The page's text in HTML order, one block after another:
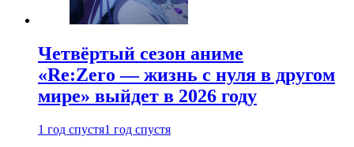
Четвёртый сезон аниме
«Re:Zero — жизнь с нуля в другом
мире» выйдет в 2026 году
1 год спустя1 год спустя